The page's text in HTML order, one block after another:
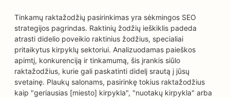
Tinkamų raktažodžių pasirinkimas yra sėkmingos SEO
strategijos pagrindas. Raktinių žodžių ieškiklis padeda
atrasti didelio poveikio raktinius žodžius, specialiai
pritaikytus kirpyklų sektoriui. Analizuodamas paieškos
apimtį, konkurenciją ir tinkamumą, šis įrankis siūlo
raktažodžius, kurie gali paskatinti didelį srautą į jūsų
svetainę. Plaukų salonams, pasirinkę tokius raktažodžius
kaip "geriausias [miesto] kirpykla", "nuotakų kirpykla" arba